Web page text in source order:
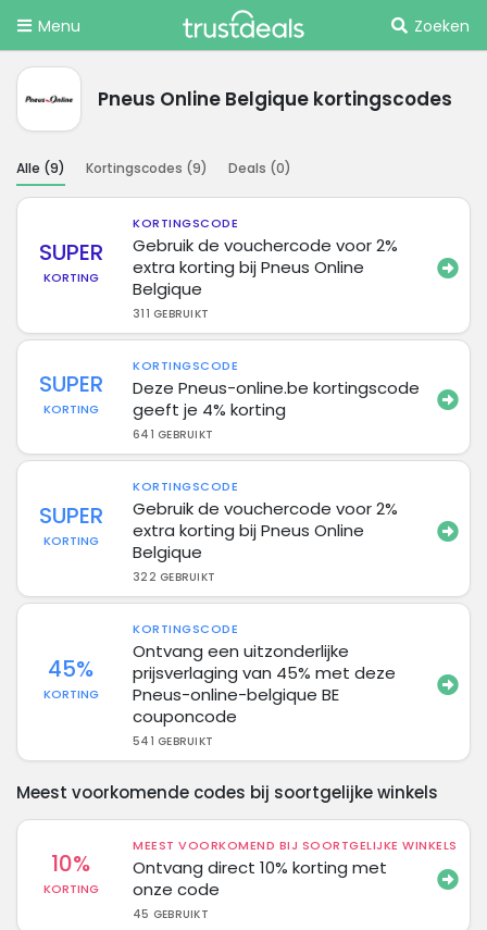
Menu Zoeken
Pneus Online Belgique kortingscodes
Alle (9) Kortingscodes (9) Deals (0)
SUPER
KORTING
KORTINGSCODE
Gebruik de vouchercode voor 2%
extra korting bij Pneus Online
Belgique
311 GEBRUIKT
SUPER
KORTING
KORTINGSCODE
Deze Pneus-online.be kortingscode
geeft je 4% korting
641 GEBRUIKT
SUPER
KORTING
KORTINGSCODE
Gebruik de vouchercode voor 2%
extra korting bij Pneus Online
Belgique
322 GEBRUIKT
45%
KORTING
KORTINGSCODE
Ontvang een uitzonderlijke
prijsverlaging van 45% met deze
Pneus-online-belgique BE
couponcode
541 GEBRUIKT
Meest voorkomende codes bij soortgelijke winkels
10%
KORTING
MEEST VOORKOMEND BIJ SOORTGELIJKE WINKELS
Ontvang direct 10% korting met
onze code
45 GEBRUIKT